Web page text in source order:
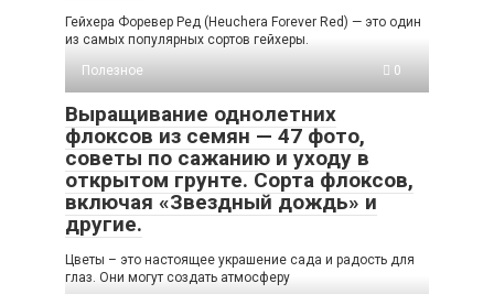
Гейхера Форевер Ред (Heuchera Forever Red) — это один
из самых популярных сортов гейхеры.
Полезное
0
Выращивание однолетних
флоксов из семян — 47 фото,
советы по сажанию и уходу в
открытом грунте. Сорта флоксов,
включая «Звездный дождь» и
другие.
Цветы – это настоящее украшение сада и радость для
глаз. Они могут создать атмосферу